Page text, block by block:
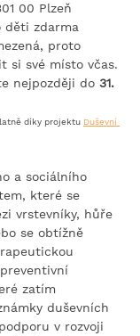
00 Plzeň
děti zdarma​
proto
si své místo včas.
nejpozději do 31.
díky projektu Duševní
a sociálního
které se
vrstevníky, hůře
se obtížně
zatím
duševních
v rozvoji